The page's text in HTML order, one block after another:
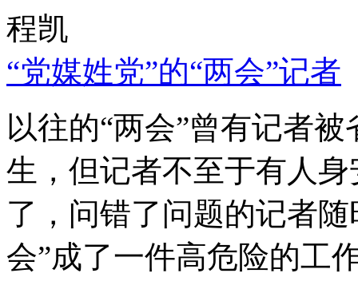
程凯
“党媒姓党”的“两会”记者
以往的“两会”曾有记者
生，但记者不至于有人
了，问错了问题的记者
会”成了一件高危险的工